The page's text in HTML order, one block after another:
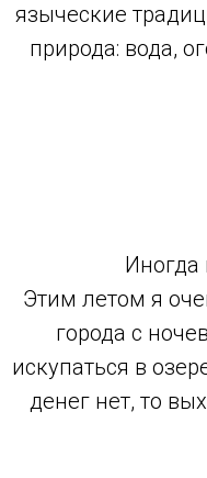
языческие
природа: вода,
Этим летом я
города с
искупаться в
денег нет, то